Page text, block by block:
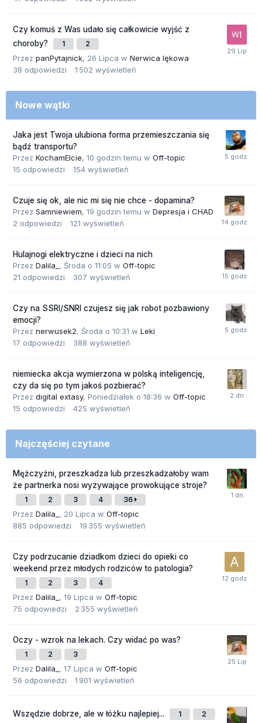
Czy komuś z Was udało się całkowicie wyjść z
choroby?
1 2
Przez panPytajnick, 26 Lipca w Nerwica lękowa
38 odpowiedzi 1 502 wyświetleń
Nowe wątki
Jaka jest Twoja ulubiona forma przemieszczania się
bądź transportu?
Przez KochamElcie, 10 godzin temu w Off-topic
15 odpowiedzi 154 wyświetleń
Czuje się ok, ale nic mi się nie chce - dopamina?
Przez Samniewiem, 19 godzin temu w Depresja i CHAD
2 odpowiedzi 121 wyświetleń
Hulajnogi elektryczne i dzieci na nich
Przez Dalila_ , Środa o 11:05 w Off-topic
21 odpowiedzi 307 wyświetleń
Czy na SSRI/SNRI czujesz się jak robot pozbawiony
emocji?
Przez nerwusek2, Środa o 10:31 w Leki
17 odpowiedzi 388 wyświetleń
niemiecka akcja wymierzona w polską inteligencję,
czy da się po tym jakoś pozbierać?
Przez digital extasy, Poniedziałek o 18:36 w Off-topic
15 odpowiedzi 425 wyświetleń
Najczęściej czytane
Mężczyźni, przeszkadza lub przeszkadzałoby wam
że partnerka nosi wyzywające prowokujące stroje?
1 2 3 4 36
Przez Dalila_ , 20 Lipca w Off-topic
885 odpowiedzi 19 355 wyświetleń
Czy podrzucanie dziadkom dzieci do opieki co
weekend przez młodych rodziców to patologia?
1 2 3 4
Przez Dalila_ , 19 Lipca w Off-topic
75 odpowiedzi 2 355 wyświetleń
Oczy - wzrok na lekach. Czy widać po was?
1 2 3
Przez Dalila_ , 17 Lipca w Off-topic
56 odpowiedzi 1 901 wyświetleń
Wszędzie dobrze, ale w łóżku najlepiej... 1 2